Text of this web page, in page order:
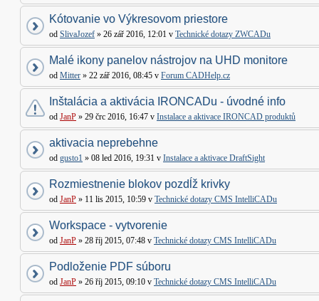
Kótovanie vo Výkresovom priestore
od SlivaJozef » 26 zář 2016, 12:01 v Technické dotazy ZWCADu
Malé ikony panelov nástrojov na UHD monitore
od Mitter » 22 zář 2016, 08:45 v Forum CADHelp.cz
Inštalácia a aktivácia IRONCADu - úvodné info
od JanP » 29 črc 2016, 16:47 v Instalace a aktivace IRONCAD produktů
aktivacia neprebehne
od gusto1 » 08 led 2016, 19:31 v Instalace a aktivace DraftSight
Rozmiestnenie blokov pozdĺž krivky
od JanP » 11 lis 2015, 10:59 v Technické dotazy CMS IntelliCADu
Workspace - vytvorenie
od JanP » 28 říj 2015, 07:48 v Technické dotazy CMS IntelliCADu
Podloženie PDF súboru
od JanP » 26 říj 2015, 09:10 v Technické dotazy CMS IntelliCADu